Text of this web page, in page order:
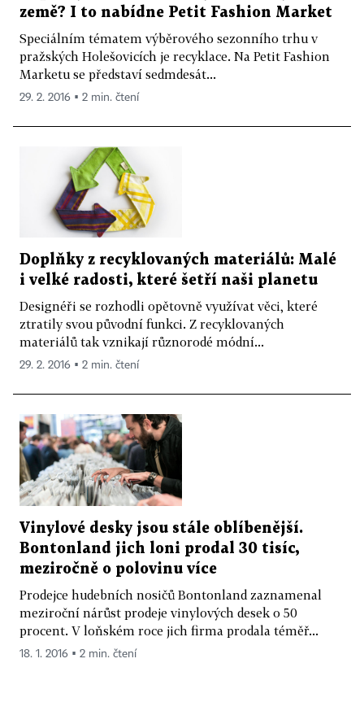
země? I to nabídne Petit Fashion Market
Speciálním tématem výběrového sezonního trhu v
pražských Holešovicích je recyklace. Na Petit Fashion
Marketu se představí sedmdesát...
29. 2. 2016 ▪ 2 min. čtení
Doplňky z recyklovaných materiálů: Malé
i velké radosti, které šetří naši planetu
Designéři se rozhodli opětovně využívat věci, které
ztratily svou původní funkci. Z recyklovaných
materiálů tak vznikají různorodé módní...
29. 2. 2016 ▪ 2 min. čtení
Vinylové desky jsou stále oblíbenější.
Bontonland jich loni prodal 30 tisíc,
meziročně o polovinu více
Prodejce hudebních nosičů Bontonland zaznamenal
meziroční nárůst prodeje vinylových desek o 50
procent. V loňském roce jich firma prodala téměř...
18. 1. 2016 ▪ 2 min. čtení